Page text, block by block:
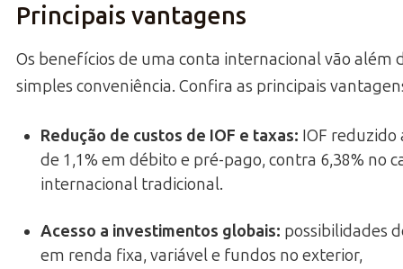
Principais vantagens
Os benefícios de uma conta internacional vão além
simples conveniência. Confira as principais
Redução de custos de IOF e taxas: IOF reduzido
de 1,1% em débito e pré-pago, contra 6,38% no
internacional tradicional.
Acesso a investimentos globais: possibilidades
em renda fixa, variável e fundos no exterior,